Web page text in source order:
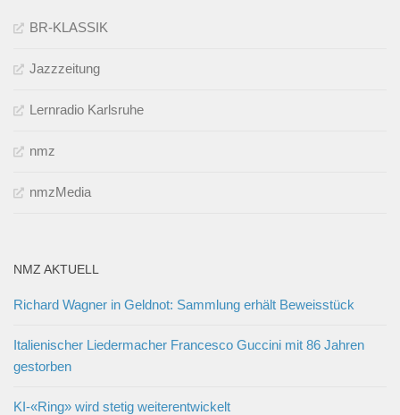
BR-KLASSIK
Jazzzeitung
Lernradio Karlsruhe
nmz
nmzMedia
NMZ AKTUELL
Richard Wagner in Geldnot: Sammlung erhält Beweisstück
Italienischer Liedermacher Francesco Guccini mit 86 Jahren
gestorben
KI-«Ring» wird stetig weiterentwickelt